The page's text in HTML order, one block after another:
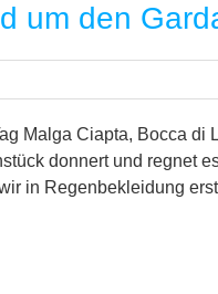
um den
Malga Ciapta, Bocca di
donnert und regnet
in Regenbekleidung